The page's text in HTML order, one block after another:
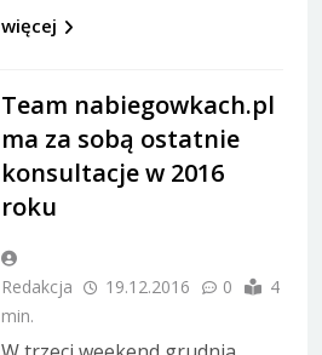
więcej
Team nabiegowkach.pl
ma za sobą ostatnie
konsultacje w 2016
roku
Redakcja 19.12.2016 0
4
min.